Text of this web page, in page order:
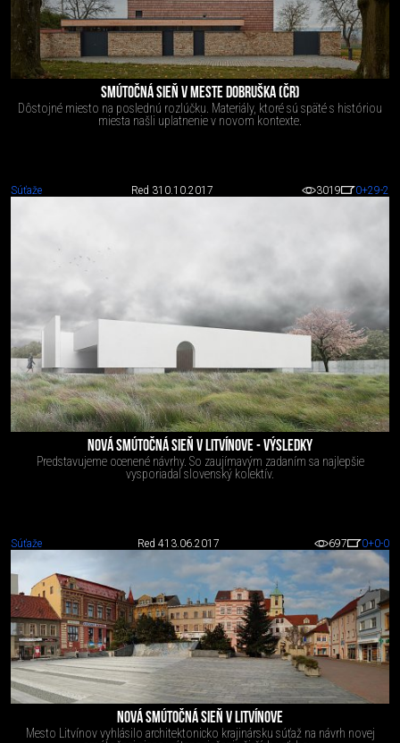
SMÚTOČNÁ SIEŇ V MESTE DOBRUŠKA (ČR)
Dôstojné miesto na poslednú rozlúčku. Materiály, ktoré sú späté s históriou
miesta našli uplatnenie v novom kontexte.
Súťaže Red 310.10.2017 3019 0+29-2
NOVÁ SMÚTOČNÁ SIEŇ V LITVÍNOVE - VÝSLEDKY
Predstavujeme ocenené návrhy. So zaujímavým zadaním sa najlepšie
vysporiadal slovenský kolektív.
Súťaže Red 413.06.2017 697 0+0-0
NOVÁ SMÚTOČNÁ SIEŇ V LITVÍNOVE
Mesto Litvínov vyhlásilo architektonicko krajinársku súťaž na návrh novej